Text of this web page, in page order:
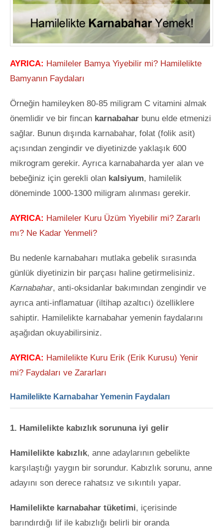
AYRICA: Hamileler Bamya Yiyebilir mi? Hamilelikte
Bamyanın Faydaları
Örneğin hamileyken 80-85 miligram C vitamini almak
önemlidir ve bir fincan karnabahar bunu elde etmenizi
sağlar. Bunun dışında karnabahar, folat (folik asit)
açısından zengindir ve diyetinizde yaklaşık 600
mikrogram gerekir. Ayrıca karnabaharda yer alan ve
bebeğiniz için gerekli olan kalsiyum, hamilelik
döneminde 1000-1300 miligram alınması gerekir.
AYRICA: Hamileler Kuru Üzüm Yiyebilir mi? Zararlı
mı? Ne Kadar Yenmeli?
Bu nedenle karnabaharı mutlaka gebelik sırasında
günlük diyetinizin bir parçası haline getirmelisiniz.
Karnabahar, anti-oksidanlar bakımından zengindir ve
ayrıca anti-inflamatuar (iltihap azaltıcı) özelliklere
sahiptir. Hamilelikte karnabahar yemenin faydalarını
aşağıdan okuyabilirsiniz.
AYRICA: Hamilelikte Kuru Erik (Erik Kurusu) Yenir
mi? Faydaları ve Zararları
Hamilelikte Karnabahar Yemenin Faydaları
1. Hamilelikte kabızlık sorununa iyi gelir
Hamilelikte kabızlık, anne adaylarının gebelikte
karşılaştığı yaygın bir sorundur. Kabızlık sorunu, anne
adayını son derece rahatsız ve sıkıntılı yapar.
Hamilelikte karnabahar tüketimi, içerisinde
barındırdığı lif ile kabızlığı belirli bir oranda